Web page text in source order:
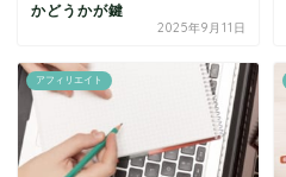
かどうかが鍵
2025年9月11日
アフィリエイト